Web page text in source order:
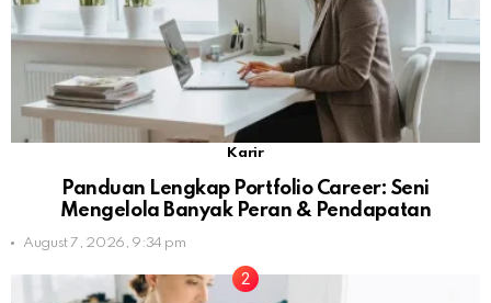
Karir
Panduan Lengkap Portfolio Career: Seni
Mengelola Banyak Peran & Pendapatan
August 7, 2026, 9:34 pm